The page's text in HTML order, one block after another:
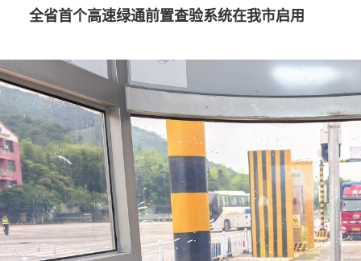
全省首个高速绿通前置查验系统在我市启用